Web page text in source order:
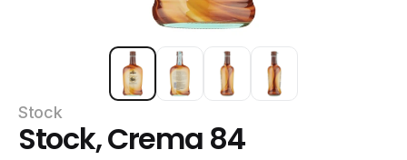
Stock
Stock, Crema 84